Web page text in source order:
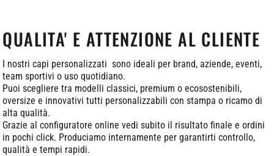
QUALITA' E ATTENZIONE AL CLIENTE
I nostri capi personalizzati sono ideali per brand, aziende, eventi,
team sportivi o uso quotidiano.
Puoi scegliere tra modelli classici, premium o ecosostenibili,
oversize e innovativi tutti personalizzabili con stampa o ricamo di
alta qualità.
Grazie al configuratore online vedi subito il risultato finale e ordini
in pochi click. Produciamo internamente per garantirti controllo,
qualità e tempi rapidi.